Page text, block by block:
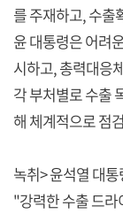
를 주재하고, 수출
윤 대통령은 어려
시하고, 총력대응
각 부처별로 수출
해 체계적으로 점
녹취> 윤석열 대통
"강력한 수출 드라